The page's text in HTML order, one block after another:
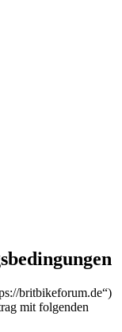
britbikeforum.de“)
mit folgenden